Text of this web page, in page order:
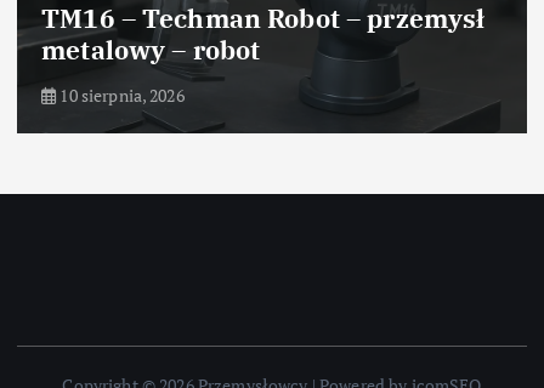
TM16 – Techman Robot – przemysł
metalowy – robot
10 sierpnia, 2026